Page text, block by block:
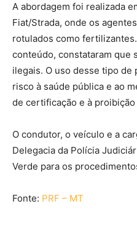
A abordagem foi realizada
Fiat/Strada, onde os
rotulados como
conteúdo, constataram que
ilegais. O uso desse tipo
risco à saúde pública e ao
de certificação e à
O condutor, o veículo e a
Delegacia da Polícia
Verde para os
Fonte: PRF – MT